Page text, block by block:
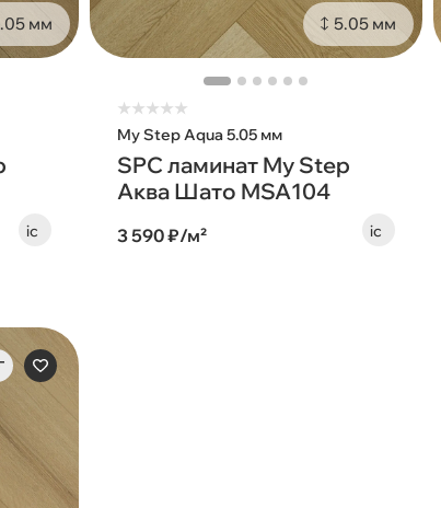
мм 5.05 мм
★★★★★
My Step Aqua 5.05 мм
SPC ламинат My Step
Аква Шато MSA104
3 590 ₽/м²